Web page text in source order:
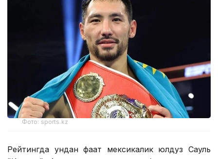
Фото: sports.kz
Рейтингда ундан фақат мексикалик юлдуз Сауль